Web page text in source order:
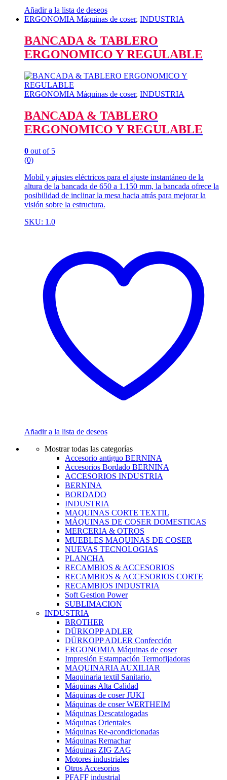
Añadir a la lista de deseos
ERGONOMIA Máquinas de coser, INDUSTRIA
BANCADA & TABLERO
ERGONOMICO Y REGULABLE
ERGONOMIA Máquinas de coser, INDUSTRIA
BANCADA & TABLERO
ERGONOMICO Y REGULABLE
0 out of 5
(0)
Mobil y ajustes eléctricos para el ajuste instantáneo de la
altura de la bancada de 650 a 1.150 mm, la bancada ofrece la
posibilidad de inclinar la mesa hacia atrás para mejorar la
visión sobre la estructura.
SKU: 1.0
Añadir a la lista de deseos
Mostrar todas las categorías
Accesorio antiguo BERNINA
Accesorios Bordado BERNINA
ACCESORIOS INDUSTRIA
BERNINA
BORDADO
INDUSTRIA
MAQUINAS CORTE TEXTIL
MÁQUINAS DE COSER DOMESTICAS
MERCERIA & OTROS
MUEBLES MAQUINAS DE COSER
NUEVAS TECNOLOGIAS
PLANCHA
RECAMBIOS & ACCESORIOS
RECAMBIOS & ACCESORIOS CORTE
RECAMBIOS INDUSTRIA
Soft Gestion Power
SUBLIMACION
INDUSTRIA
BROTHER
DÜRKOPP ADLER
DÜRKOPP ADLER Confección
ERGONOMIA Máquinas de coser
Impresión Estampación Termofijadoras
MAQUINARIA AUXILIAR
Maquinaria textil Sanitario.
Máquinas Alta Calidad
Máquinas de coser JUKI
Máquinas de coser WERTHEIM
Máquinas Descatalogadas
Máquinas Orientales
Máquinas Re-acondicionadas
Máquinas Remachar
Máquinas ZIG ZAG
Motores industriales
Otros Accesorios
PFAFF industrial